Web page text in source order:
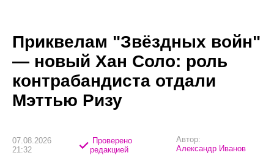
Приквелам "Звёздных войн"
— новый Хан Соло: роль
контрабандиста отдали
Мэттью Ризу
07.08.2026
21:32
Проверено
редакцией
Автор:
Александр Иванов